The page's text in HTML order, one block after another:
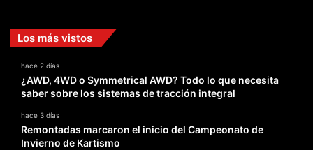
Los más vistos
hace 2 días
¿AWD, 4WD o Symmetrical AWD? Todo lo que necesita
saber sobre los sistemas de tracción integral
hace 3 días
Remontadas marcaron el inicio del Campeonato de
Invierno de Kartismo